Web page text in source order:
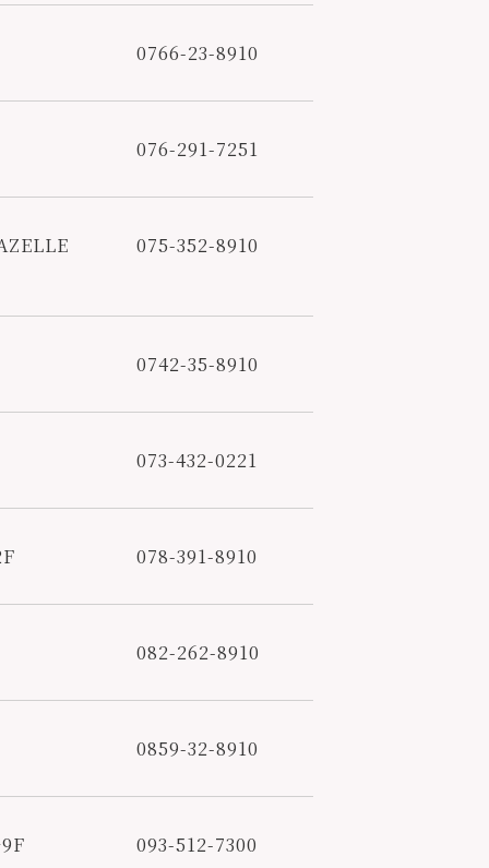
0766-23-8910
076-291-7251
075-352-8910
0742-35-8910
073-432-0221
078-391-8910
082-262-8910
0859-32-8910
093-512-7300